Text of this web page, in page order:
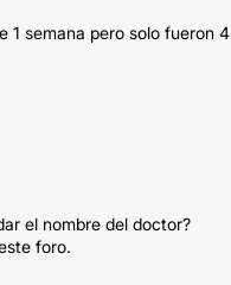
1 semana pero solo fueron
el nombre del doctor?
foro.